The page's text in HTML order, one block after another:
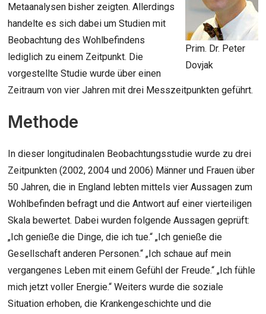
Prim. Dr. Peter
Dovjak
Metaanalysen bisher zeigten. Allerdings
handelte es sich dabei um Studien mit
Beobachtung des Wohlbefindens
lediglich zu einem Zeitpunkt. Die
vorgestellte Studie wurde über einen
Zeitraum von vier Jahren mit drei Messzeitpunkten geführt.
Methode
In dieser longitudinalen Beobachtungsstudie wurde zu drei
Zeitpunkten (2002, 2004 und 2006) Männer und Frauen über
50 Jahren, die in England lebten mittels vier Aussagen zum
Wohlbefinden befragt und die Antwort auf einer vierteiligen
Skala bewertet. Dabei wurden folgende Aussagen geprüft:
„Ich genieße die Dinge, die ich tue.“ „Ich genieße die
Gesellschaft anderen Personen.“ „Ich schaue auf mein
vergangenes Leben mit einem Gefühl der Freude.“ „Ich fühle
mich jetzt voller Energie.“ Weiters wurde die soziale
Situation erhoben, die Krankengeschichte und die